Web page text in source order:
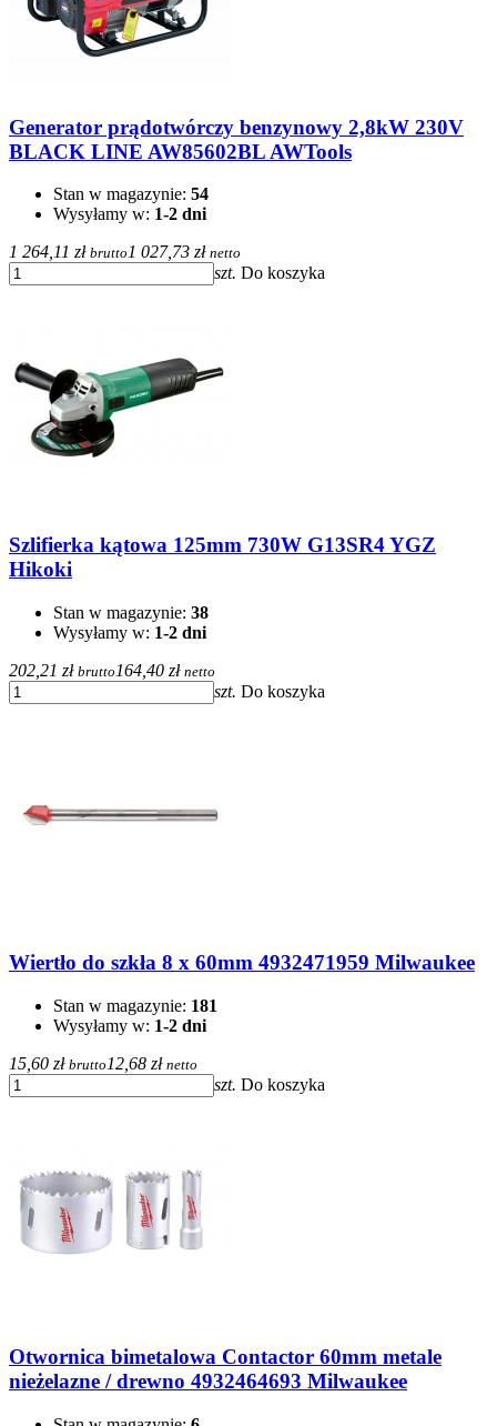
Generator prądotwórczy benzynowy 2,8kW 230V
BLACK LINE AW85602BL AWTools
Stan w magazynie: 54
Wysyłamy w: 1-2 dni
1 264,11 zł brutto 1 027,73 zł netto
szt. Do koszyka
Szlifierka kątowa 125mm 730W G13SR4 YGZ
Hikoki
Stan w magazynie: 38
Wysyłamy w: 1-2 dni
202,21 zł brutto 164,40 zł netto
szt. Do koszyka
Wiertło do szkła 8 x 60mm 4932471959 Milwaukee
Stan w magazynie: 181
Wysyłamy w: 1-2 dni
15,60 zł brutto 12,68 zł netto
szt. Do koszyka
Otwornica bimetalowa Contactor 60mm metale
nieżelazne / drewno 4932464693 Milwaukee